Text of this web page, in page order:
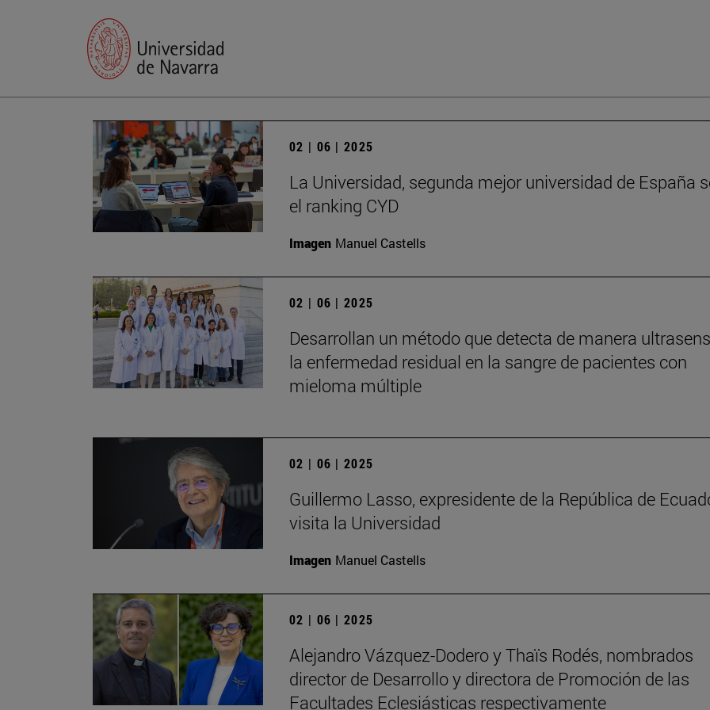
02 | 06 | 2025
La Universidad, segunda mejor universidad de España
el ranking CYD
Imagen Manuel Castells
02 | 06 | 2025
Desarrollan un método que detecta de manera
la enfermedad residual en la sangre de pacientes con
mieloma múltiple
02 | 06 | 2025
Guillermo Lasso, expresidente de la República de
visita la Universidad
Imagen Manuel Castells
02 | 06 | 2025
Alejandro Vázquez-Dodero y Thaïs Rodés, nombrados
director de Desarrollo y directora de Promoción de las
Facultades Eclesiásticas respectivamente